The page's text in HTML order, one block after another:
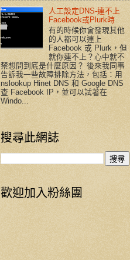
人工設定DNS-連不上
Facebook或Plurk時
有的時候你會發現其他
的人都可以連上
Facebook 或 Plurk，但
就你連不上？心中就不
禁想問到底是什麼原因？ 後來我同事
告訴我一些故障排除方法，包括：用
nslookup Hinet DNS 和 Google DNS
查 Facebook IP，並可以試著在
Windo...
搜尋此網誌
歡迎加入粉絲團